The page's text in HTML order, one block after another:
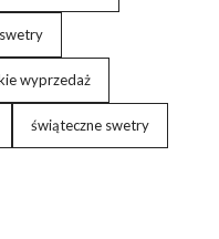
wyprzedaż
świąteczne swetry